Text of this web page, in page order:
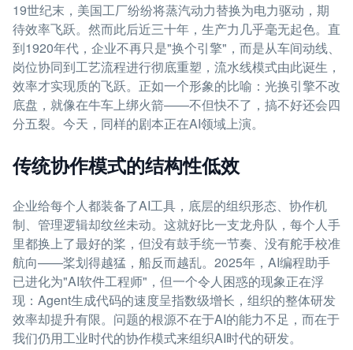
19世纪末，美国工厂纷纷将蒸汽动力替换为电力驱动，期
待效率飞跃。然而此后近三十年，生产力几乎毫无起色。直
到1920年代，企业不再只是"换个引擎"，而是从车间动线、
岗位协同到工艺流程进行彻底重塑，流水线模式由此诞生，
效率才实现质的飞跃。正如一个形象的比喻：光换引擎不改
底盘，就像在牛车上绑火箭——不但快不了，搞不好还会四
分五裂。今天，同样的剧本正在AI领域上演。
传统协作模式的结构性低效
企业给每个人都装备了AI工具，底层的组织形态、协作机
制、管理逻辑却纹丝未动。这就好比一支龙舟队，每个人手
里都换上了最好的桨，但没有鼓手统一节奏、没有舵手校准
航向——桨划得越猛，船反而越乱。2025年，AI编程助手
已进化为"AI软件工程师"，但一个令人困惑的现象正在浮
现：Agent生成代码的速度呈指数级增长，组织的整体研发
效率却提升有限。问题的根源不在于AI的能力不足，而在于
我们仍用工业时代的协作模式来组织AI时代的研发。